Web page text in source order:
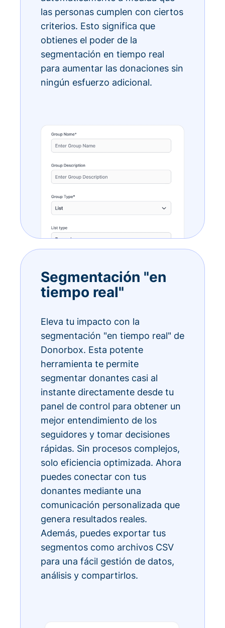
las personas cumplen con ciertos
criterios. Esto significa que
obtienes el poder de la
segmentación en tiempo real
para aumentar las donaciones sin
ningún esfuerzo adicional.
Segmentación "en
tiempo real"
Eleva tu impacto con la
segmentación "en tiempo real" de
Donorbox. Esta potente
herramienta te permite
segmentar donantes casi al
instante directamente desde tu
panel de control para obtener un
mejor entendimiento de los
seguidores y tomar decisiones
rápidas. Sin procesos complejos,
solo eficiencia optimizada. Ahora
puedes conectar con tus
donantes mediante una
comunicación personalizada que
genera resultados reales.
Además, puedes exportar tus
segmentos como archivos CSV
para una fácil gestión de datos,
análisis y compartirlos.